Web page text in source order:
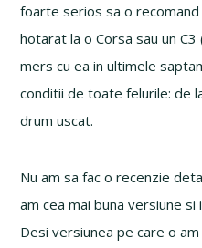
foarte serios sa o
hotarat la o Corsa sau un C3
mers cu ea in ultimele
conditii de toate felurile: de
drum uscat.
Nu am sa fac o recenzie
am cea mai buna versiune
Desi versiunea pe care o